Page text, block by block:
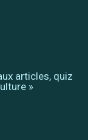
articles, quiz
»